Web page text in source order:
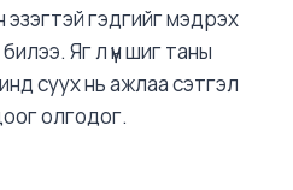
гэдгийг мэдрэх
Яг л үүн шиг таны
суух нь ажлаа сэтгэл
олгодог.